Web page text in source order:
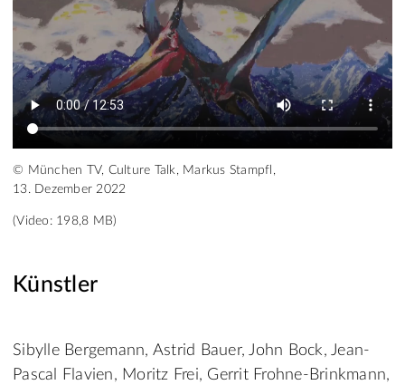
© München TV, Culture Talk, Markus Stampfl,
13. Dezember 2022
(Video: 198,8 MB)
Künstler
Sibylle Bergemann, Astrid Bauer, John Bock, Jean-
Pascal Flavien, Moritz Frei, Gerrit Frohne-Brinkmann,